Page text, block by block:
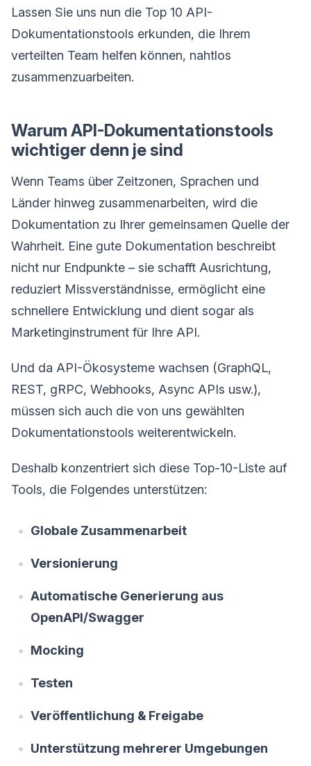
Lassen Sie uns nun die Top 10 API-
Dokumentationstools erkunden, die Ihrem
verteilten Team helfen können, nahtlos
zusammenzuarbeiten.
Warum API-Dokumentationstools
wichtiger denn je sind
Wenn Teams über Zeitzonen, Sprachen und
Länder hinweg zusammenarbeiten, wird die
Dokumentation zu Ihrer gemeinsamen Quelle der
Wahrheit. Eine gute Dokumentation beschreibt
nicht nur Endpunkte – sie schafft Ausrichtung,
reduziert Missverständnisse, ermöglicht eine
schnellere Entwicklung und dient sogar als
Marketinginstrument für Ihre API.
Und da API-Ökosysteme wachsen (GraphQL,
REST, gRPC, Webhooks, Async APIs usw.),
müssen sich auch die von uns gewählten
Dokumentationstools weiterentwickeln.
Deshalb konzentriert sich diese Top-10-Liste auf
Tools, die Folgendes unterstützen:
Globale Zusammenarbeit
Versionierung
Automatische Generierung aus
OpenAPI/Swagger
Mocking
Testen
Veröffentlichung & Freigabe
Unterstützung mehrerer Umgebungen